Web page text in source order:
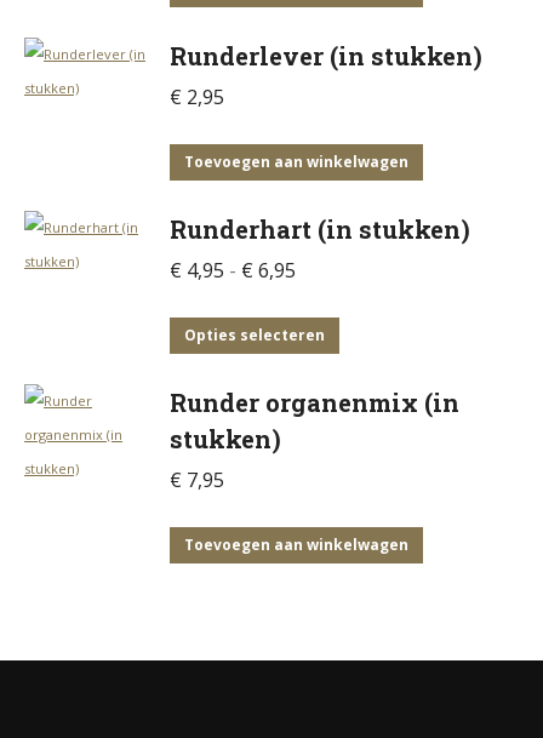
Runderlever (in stukken)
€ 2,95
Toevoegen aan winkelwagen
Runderhart (in stukken)
€ 4,95 - € 6,95
tot
Opties selecteren
heeft
optie
Runder organenmix (in
stukken)
€ 7,95
Toevoegen aan winkelwagen